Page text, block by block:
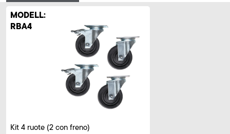
MODELL:
RBA4
Kit 4 ruote (2 con freno)